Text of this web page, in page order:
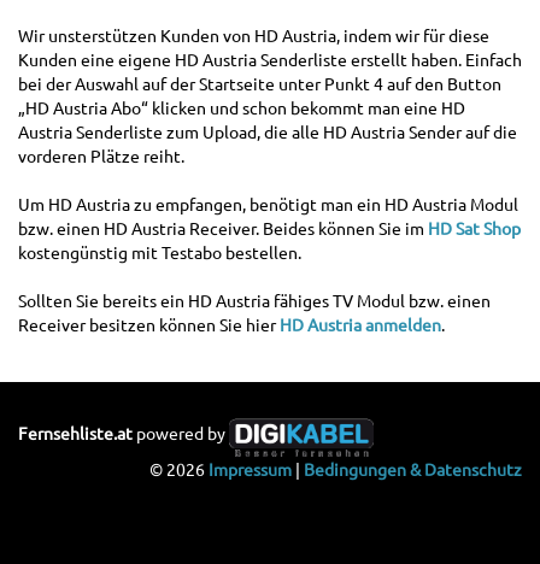
Wir unsterstützen Kunden von HD Austria, indem wir für diese
Kunden eine eigene HD Austria Senderliste erstellt haben. Einfach
bei der Auswahl auf der Startseite unter Punkt 4 auf den Button
„HD Austria Abo“ klicken und schon bekommt man eine HD
Austria Senderliste zum Upload, die alle HD Austria Sender auf die
vorderen Plätze reiht.
Um HD Austria zu empfangen, benötigt man ein HD Austria Modul
bzw. einen HD Austria Receiver. Beides können Sie im HD Sat Shop
kostengünstig mit Testabo bestellen.
Sollten Sie bereits ein HD Austria fähiges TV Modul bzw. einen
Receiver besitzen können Sie hierHD Austria anmelden.
Fernsehliste.at powered by
© 2026 Impressum | Bedingungen & Datenschutz